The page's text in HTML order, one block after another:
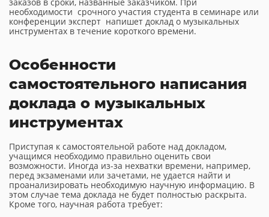
необходимости срочного участия студента в семинаре или
конференции эксперт напишет доклад о музыкальных
инструментах в течение короткого времени.
Особенности
самостоятельного написания
доклада о музыкальных
инструментах
Приступая к самостоятельной работе над докладом,
учащимся необходимо правильно оценить свои
возможности. Иногда из-за нехватки времени, например,
перед экзаменами или зачетами, не удается найти и
проанализировать необходимую научную информацию. В
этом случае тема доклада не будет полностью раскрыта.
Кроме того, научная работа требует: